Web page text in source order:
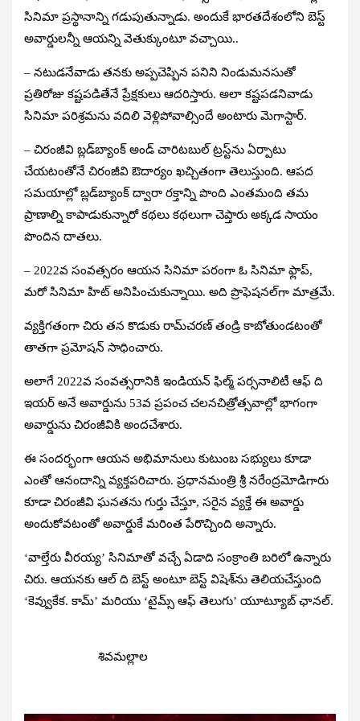
సినిమా ప్రస్థానాన్ని గడుపుతున్నాడు. అందుకే భారతదేశంలోని బెస్ట్‌
అవార్డులన్నీ ఆయన్ని వెతుక్కుంటూ వచ్చాయి..
– నటుడనేవాడు తనకు అప్పచెప్పిన పనిని నిండుమనసుతో
ప్రతిరోజు కష్టపడితేనే ప్రేక్షకులు ఆదరిస్తారు. అలా కష్టపడనివాడు
సినిమా పరిశ్రమను వదిలి వెళ్లిపోవాల్సిందే అంటారు మెగాస్టార్‌.
– చిరంజీవి బ్లడ్‌బ్యాంక్‌ అండ్‌ చారిటబుల్‌ ట్రస్ట్‌ను ఏర్పాటు
చేయటంతోనే చిరంజీవి ఔదార్యం ఖచ్చితంగా తెలుస్తుంది. ఆపద
సమయాల్లో బ్లడ్‌బ్యాంక్‌ ద్వారా రక్తాన్ని పొంది ఎంతమంది తమ
ప్రాణాల్ని కాపాడుకున్నారో కథలు కథలుగా చెప్తారు అక్కడ సాయం
పొందిన దాతలు.
– 2022వ సంవత్సరం ఆయన సినిమా పరంగా ఓ సినిమా ఫ్లాప్,
మరో సినిమా హిట్‌ అనిపించుకున్నాయి. అది ప్రొఫెషనల్‌గా మాత్రమే.
వ్యక్తిగతంగా చిరు తన కొడుకు రామ్‌చరణ్‌ తండ్రి కాబోతుండటంతో
తాతగా ప్రమోషన్‌ సాధించారు.
అలాగే 2022వ సంవత్సరానికి ఇండియన్‌ ఫిల్మ్‌ పర్సనాలిటీ ఆఫ్‌ ది
ఇయర్‌ అనే అవార్డును 53వ ప్రపంచ చలనచిత్రోత్సవాల్లో భాగంగా
అవార్డును చిరంజీవికి అందచేశారు.
ఈ సందర్భంగా ఆయన అభిమానులు కుటుంబ సభ్యులు కూడా
ఎంతో ఆనందాన్ని వ్యక్తపరిచారు. ప్రధానమంత్రి శ్రీ నరేంద్రమోడిగారు
కూడా చిరంజీవి ఘనతను గుర్తు చేస్తూ, సరైన వ్యక్తే ఈ అవార్డు
అందుకోవటంతో అవార్డుకే మరింత పేరొచ్చింది అన్నారు.
‘వాల్తేరు వీరయ్య’ సినిమాతో వచ్చే ఏడాది సంక్రాంతి బరిలో ఉన్నారు
చిరు. ఆయనకు ఆల్‌ ది బెస్ట్‌ అంటూ బెస్ట్‌ విషెశ్‌ను తెలియచేస్తుంది
‘కెవ్వుకేక. కామ్‌’ మరియు ‘టైమ్స్‌ ఆఫ్‌ తెలుగు’ యూట్యూబ్‌ ఛానల్‌.
శివమల్లాల